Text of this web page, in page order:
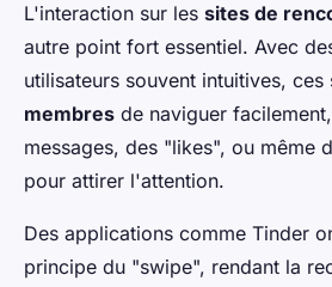
L'interaction sur les sites de
autre point fort essentiel. Avec
utilisateurs souvent intuitives, ces
membres de naviguer
messages, des "likes", ou même
pour attirer l'attention.
Des applications comme Tinder
principe du "swipe", rendant la